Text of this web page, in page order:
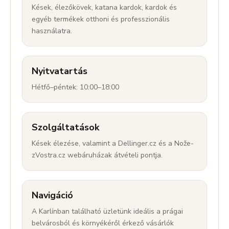
Kések, élezőkövek, katana kardok, kardok és
egyéb termékek otthoni és professzionális
használatra.
Nyitvatartás
Hétfő–péntek: 10:00–18:00
Szolgáltatások
Kések élezése, valamint a Dellinger.cz és a Nože-
zVostra.cz webáruházak átvételi pontja.
Navigáció
A Karlínban található üzletünk ideális a prágai
belvárosból és környékéről érkező vásárlók